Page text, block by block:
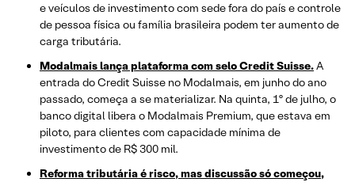
e veículos de investimento com sede fora do país e controle
de pessoa física ou família brasileira podem ter aumento de
carga tributária.
Modalmais lança plataforma com selo Credit Suisse.A
entrada do Credit Suisse no Modalmais, em junho do ano
passado, começa a se materializar. Na quinta, 1º de julho, o
banco digital libera o Modalmais Premium, que estava em
piloto, para clientes com capacidade mínima de
investimento de R$ 300 mil.
Reforma tributária é risco, mas discussão só começou,